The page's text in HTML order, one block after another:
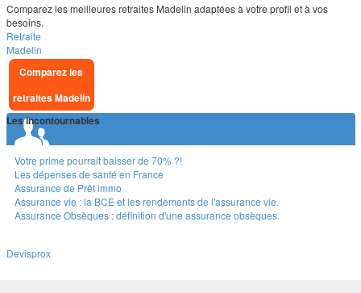
Comparez les meilleures retraites Madelin adaptées à votre profil et à vos
besoins.
Retraite
Madelin
Comparez les
retraites Madelin
Les incontournables
Votre prime pourrait baisser de 70% ?!
Les dépenses de santé en France
Assurance de Prêt immo
Assurance vie : la BCE et les rendements de l'assurance vie.
Assurance Obsèques : définition d'une assurance obsèques.
Devisprox